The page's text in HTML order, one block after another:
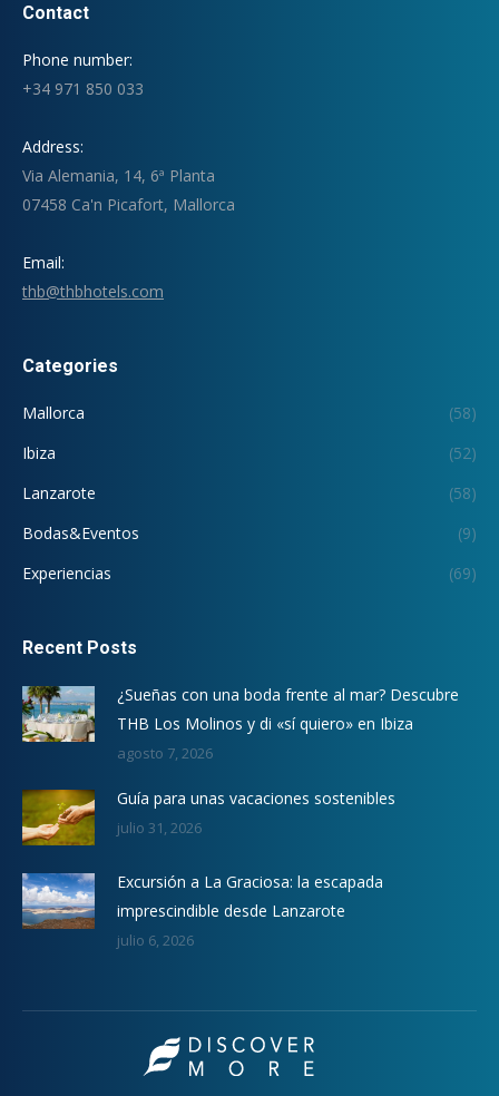
Contact
Phone number:
+34 971 850 033
Address:
Via Alemania, 14, 6ª Planta
07458 Ca'n Picafort, Mallorca
Email:
thb@thbhotels.com
Categories
Mallorca
(58)
Ibiza
(52)
Lanzarote
(58)
Bodas&Eventos
(9)
Experiencias
(69)
Recent Posts
¿Sueñas con una boda frente al mar? Descubre
THB Los Molinos y di «sí quiero» en Ibiza
agosto 7, 2026
Guía para unas vacaciones sostenibles
julio 31, 2026
Excursión a La Graciosa: la escapada
imprescindible desde Lanzarote
julio 6, 2026